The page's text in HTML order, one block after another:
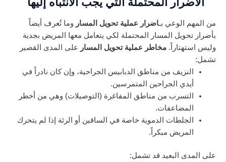
من المهم الوعي بـاضرار عملية تحويل المسار وما تُعرف أيضاً
بأضرار تحويل المسار المحتملة لكي يتعامل معها المريض بجدية
وليس استهتاراً. مخاطر عملية تحويل المسار على المدى القصير
تشمل:
النزيف من مناطق الدبابيس الجراحية، وإن كان نادراً في
أيدي الجراحين المتمرسين.
التسرب من مناطق المفاغرة (التوصيلات) وهي من أخطر
المضاعفات.
الجلطات الدموية خاصة في الساقين أو الرئة إذا لم يتحرك
المريض مبكراً.
على المدى البعيد قد تشمل: